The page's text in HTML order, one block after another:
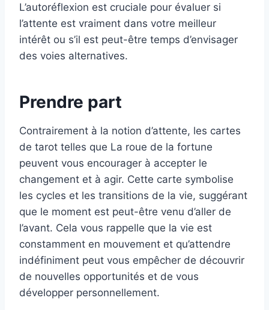
L’autoréflexion est cruciale pour évaluer si
l’attente est vraiment dans votre meilleur
intérêt ou s’il est peut-être temps d’envisager
des voies alternatives.
Prendre part
Contrairement à la notion d’attente, les cartes
de tarot telles que La roue de la fortune
peuvent vous encourager à accepter le
changement et à agir. Cette carte symbolise
les cycles et les transitions de la vie, suggérant
que le moment est peut-être venu d’aller de
l’avant. Cela vous rappelle que la vie est
constamment en mouvement et qu’attendre
indéfiniment peut vous empêcher de découvrir
de nouvelles opportunités et de vous
développer personnellement.